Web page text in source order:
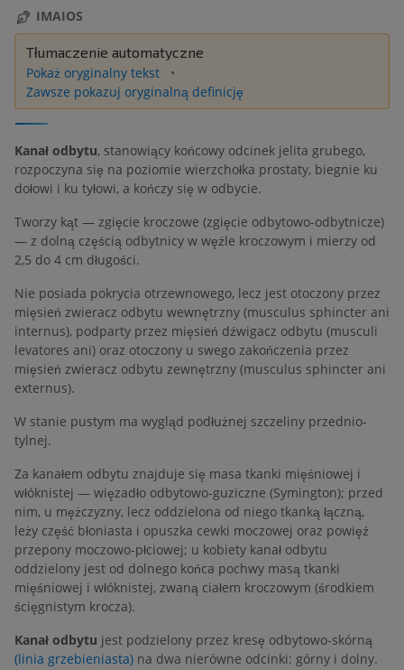
IMAIOS
Tłumaczenie automatyczne
Pokaż oryginalny tekst
Zawsze pokazuj oryginalną definicję
Kanał odbytu, stanowiący końcowy odcinek jelita grubego,
rozpoczyna się na poziomie wierzchołka prostaty, biegnie ku
dołowi i ku tyłowi, a kończy się w odbycie.
Tworzy kąt — zgięcie kroczowe (zgięcie odbytowo-odbytnicze)
— z dolną częścią odbytnicy w węźle kroczowym i mierzy od
2,5 do 4 cm długości.
Nie posiada pokrycia otrzewnowego, lecz jest otoczony przez
mięsień zwieracz odbytu wewnętrzny (musculus sphincter ani
internus), podparty przez mięsień dźwigacz odbytu (musculi
levatores ani) oraz otoczony u swego zakończenia przez
mięsień zwieracz odbytu zewnętrzny (musculus sphincter ani
externus).
W stanie pustym ma wygląd podłużnej szczeliny przednio-
tylnej.
Za kanałem odbytu znajduje się masa tkanki mięśniowej i
włóknistej — więzadło odbytowo-guziczne (Symington); przed
nim, u mężczyzny, lecz oddzielona od niego tkanką łączną,
leży część błoniasta i opuszka cewki moczowej oraz powięź
przepony moczowo-płciowej; u kobiety kanał odbytu
oddzielony jest od dolnego końca pochwy masą tkanki
mięśniowej i włóknistej, zwaną ciałem kroczowym (środkiem
ścięgnistym krocza).
Kanał odbytu jest podzielony przez kresę odbytowo-skórną
(linia grzebieniasta) na dwa nierówne odcinki: górny i dolny.